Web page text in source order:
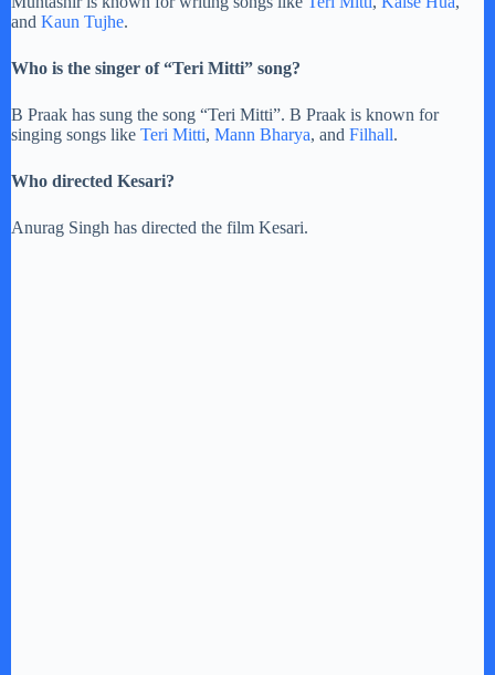
and Kaun Tujhe.
Who is the singer of “Teri Mitti” song?
B Praak has sung the song “Teri Mitti”. B Praak is known for
singing songs like Teri Mitti, Mann Bharya, and Filhall.
Who directed Kesari?
Anurag Singh has directed the film Kesari.